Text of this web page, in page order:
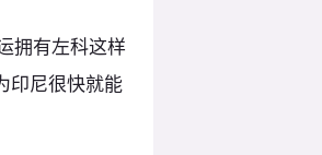
拥有左科这样
印尼很快就能